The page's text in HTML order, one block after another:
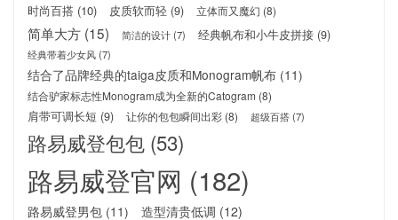
时尚百搭 (10) 皮质软而轻 (9) 立体而又魔幻 (8)
简单大方 (15) 简洁的设计(7) 经典帆布和小牛皮拼接 (9)
经典带着少女风(7)
结合了品牌经典的taiga皮质和Monogram帆布 (11)
结合驴家标志性Monogram成为全新的Catogram (8)
肩带可调长短 (9) 让你的包包瞬间出彩 (8) 超级百搭(7)
路易威登包包 (53)
路易威登官网 (182)
路易威登男包 (11) 造型清贵低调 (12)